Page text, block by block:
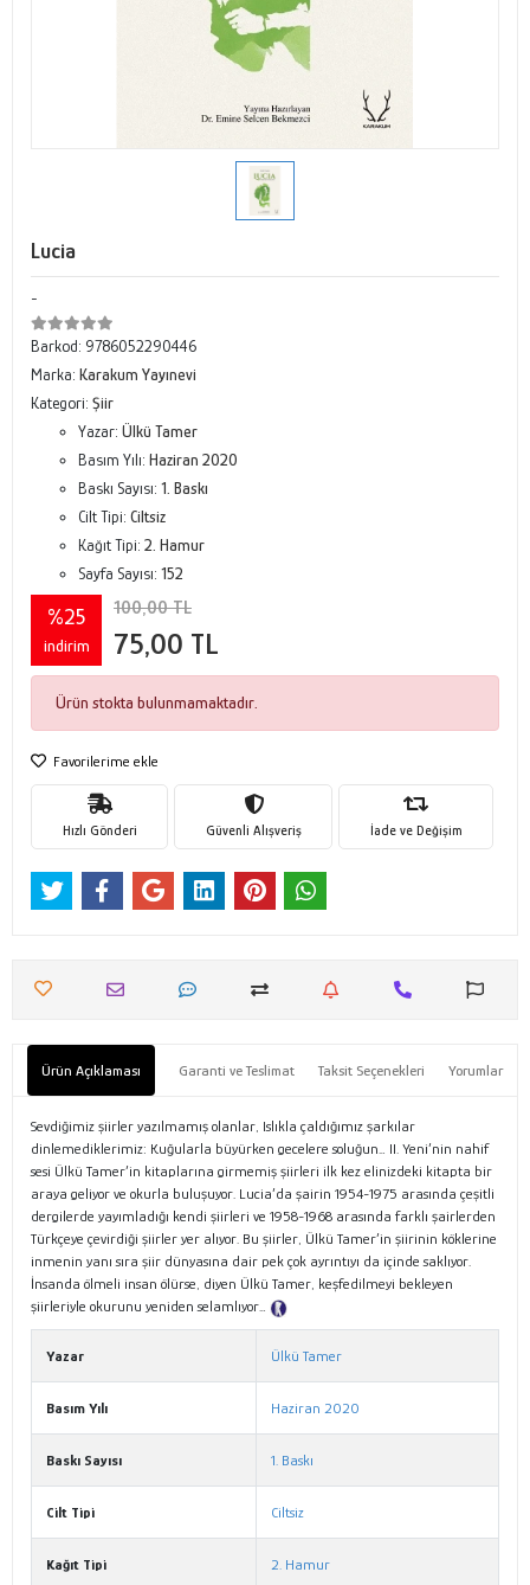
Lucia
-
Barkod: 9786052290446
Marka: Karakum Yayınevi
Kategori: Şiir
Yazar: Ülkü Tamer
Basım Yılı: Haziran 2020
Baskı Sayısı: 1. Baskı
Cilt Tipi: Ciltsiz
Kağıt Tipi: 2. Hamur
Sayfa Sayısı: 152
%25
indirim
100,00 TL
75,00 TL
Ürün stokta bulunmamaktadır.
Favorilerime ekle
Hızlı Gönderi Güvenli Alışveriş İade ve Değişim
Ürün Açıklaması Garanti ve Teslimat Taksit Seçenekleri Yorumlar
Sevdiğimiz şiirler yazılmamış olanlar, Islıkla çaldığımız şarkılar
dinlemediklerimiz: Kuğularla büyürken gecelere soluğun… II. Yeni’nin nahif
sesi Ülkü Tamer’in kitaplarına girmemiş şiirleri ilk kez elinizdeki kitapta bir
araya geliyor ve okurla buluşuyor. Lucia’da şairin 1954-1975 arasında çeşitli
dergilerde yayımladığı kendi şiirleri ve 1958-1968 arasında farklı şairlerden
Türkçeye çevirdiği şiirler yer alıyor. Bu şiirler, Ülkü Tamer’in şiirinin köklerine
inmenin yanı sıra şiir dünyasına dair pek çok ayrıntıyı da içinde saklıyor.
İnsanda ölmeli insan ölürse, diyen Ülkü Tamer, keşfedilmeyi bekleyen
şiirleriyle okurunu yeniden selamlıyor…
Yazar Ülkü Tamer
Basım Yılı Haziran 2020
Baskı Sayısı 1. Baskı
Cilt Tipi Ciltsiz
Kağıt Tipi 2. Hamur